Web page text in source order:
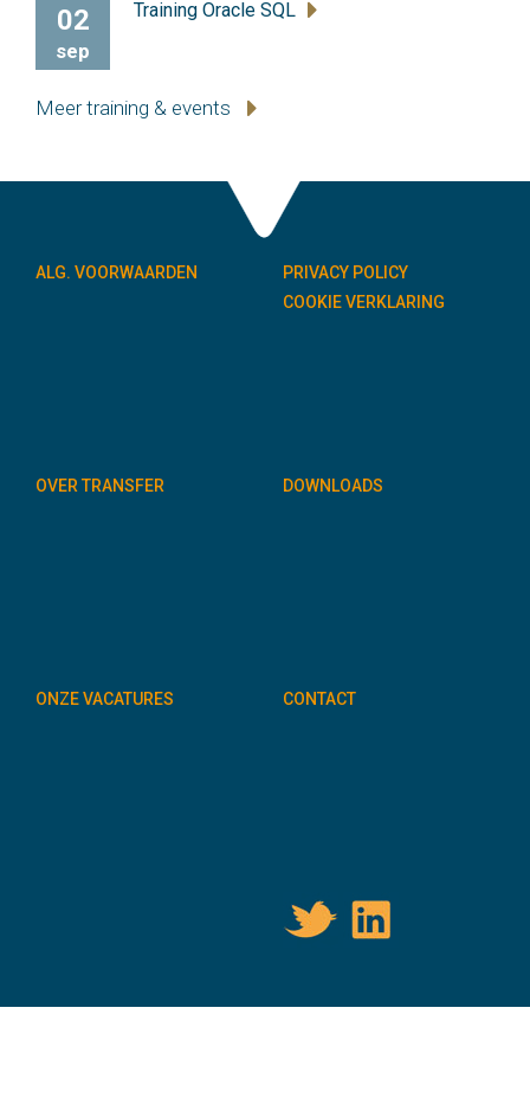
02
sep
Training Oracle SQL
Meer training & events
ALG. VOORWAARDEN
PRIVACY POLICY
COOKIE VERKLARING
OVER TRANSFER DOWNLOADS
ONZE VACATURES CONTACT